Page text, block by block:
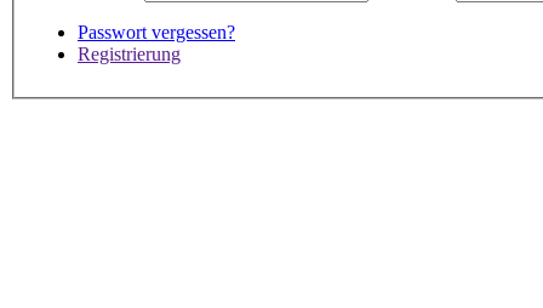
Passwort vergessen?
Registrierung